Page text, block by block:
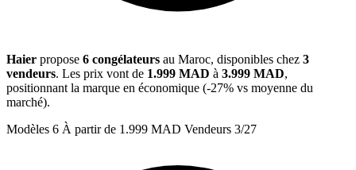
Haier propose 6 congélateurs au Maroc, disponibles chez 3
vendeurs. Les prix vont de 1.999 MAD à 3.999 MAD,
positionnant la marque en économique (-27% vs moyenne du
marché).
Modèles 6 À partir de 1.999 MAD Vendeurs 3/27